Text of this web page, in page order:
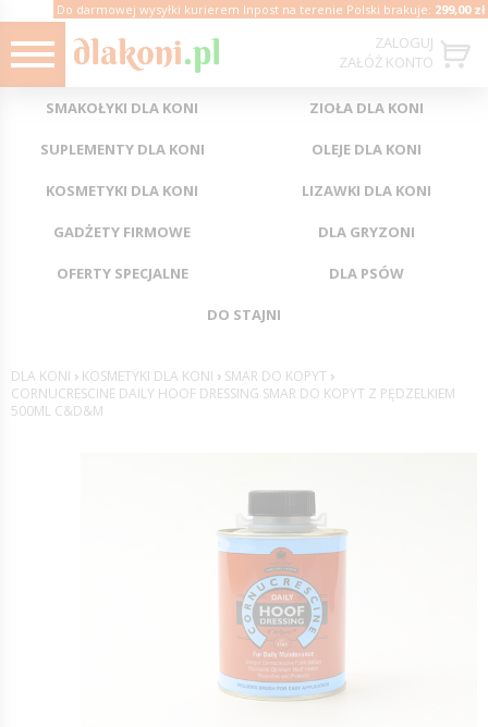
ZALOGUJ
ZAŁÓŻ KONTO
Do darmowej wysyłki kurierem Inpost na terenie Polski brakuje: 299,00 zł
SMAKOŁYKI DLA KONI ZIOŁA DLA KONI
SUPLEMENTY DLA KONI OLEJE DLA KONI
KOSMETYKI DLA KONI LIZAWKI DLA KONI
GADŻETY FIRMOWE DLA GRYZONI
OFERTY SPECJALNE DLA PSÓW
DO STAJNI
DLA KONI › KOSMETYKI DLA KONI › SMAR DO KOPYT ›
CORNUCRESCINE DAILY HOOF DRESSING SMAR DO KOPYT Z PĘDZELKIEM
500ML C&D&M